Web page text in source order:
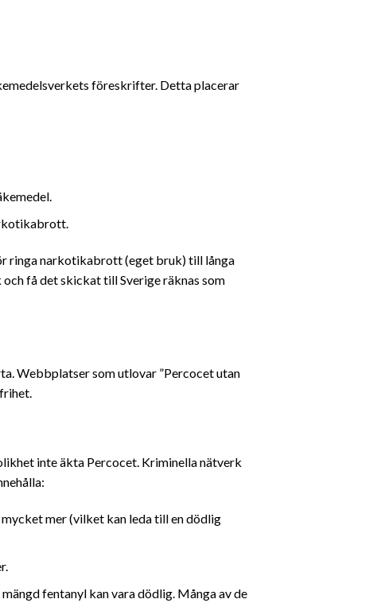
föreskrifter. Detta placerar
ringa narkotikabrott (eget bruk) till långa
få det skickat till Sverige räknas som
Webbplatser som utlovar ”Percocet utan
inte äkta Percocet. Kriminella nätverk
mer (vilket kan leda till en dödlig
fentanyl kan vara dödlig. Många av de